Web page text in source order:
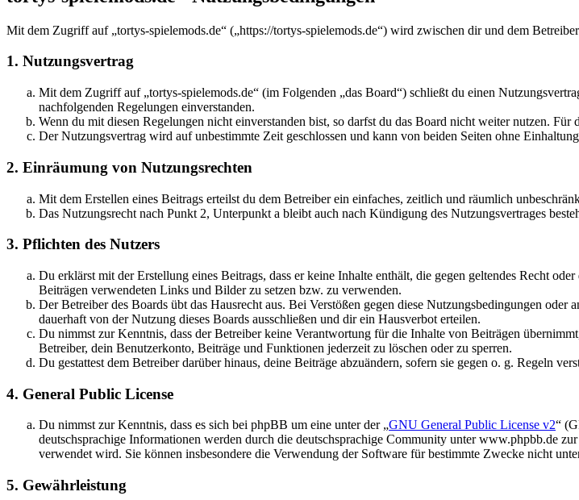
Mit dem Zugriff auf „tortys-spielemods.de“ („https://tortys-spielemods.de“) wird zwischen dir und dem
1. Nutzungsvertrag
Mit dem Zugriff auf „tortys-spielemods.de“ (im Folgenden „das Board“) schließt du einen
nachfolgenden Regelungen einverstanden.
Wenn du mit diesen Regelungen nicht einverstanden bist, so darfst du das Board nicht weiter nutzen.
Der Nutzungsvertrag wird auf unbestimmte Zeit geschlossen und kann von beiden Seiten ohne
2. Einräumung von Nutzungsrechten
Mit dem Erstellen eines Beitrags erteilst du dem Betreiber ein einfaches, zeitlich und räumlich
Das Nutzungsrecht nach Punkt 2, Unterpunkt a bleibt auch nach Kündigung des Nutzungsvertrages
3. Pflichten des Nutzers
Du erklärst mit der Erstellung eines Beitrags, dass er keine Inhalte enthält, die gegen geltendes Recht
Beiträgen verwendeten Links und Bilder zu setzen bzw. zu verwenden.
Der Betreiber des Boards übt das Hausrecht aus. Bei Verstößen gegen diese Nutzungsbedingungen
dauerhaft von der Nutzung dieses Boards ausschließen und dir ein Hausverbot erteilen.
Du nimmst zur Kenntnis, dass der Betreiber keine Verantwortung für die Inhalte von Beiträgen
Betreiber, dein Benutzerkonto, Beiträge und Funktionen jederzeit zu löschen oder zu sperren.
Du gestattest dem Betreiber darüber hinaus, deine Beiträge abzuändern, sofern sie gegen o. g. Regeln
4. General Public License
Du nimmst zur Kenntnis, dass es sich bei phpBB um eine unter der „GNU General Public License v2“
deutschsprachige Informationen werden durch die deutschsprachige Community unter www.phpbb.de
verwendet wird. Sie können insbesondere die Verwendung der Software für bestimmte Zwecke nicht
5. Gewährleistung